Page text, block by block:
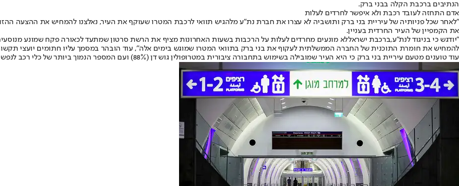
הנתיבים ברכבת הקלה בבני ברק.
אדם התחזה לעובד רכבת ולא איפשר לחרדים לעלות
"לאחר שכל פניותיה של עיריית בני ברק ותושביה לא עצרו את חברת נת"ע מלהגיש תוואי לרכבת המטרו שעוקף את העיר, נאלצנו להמחיש את ההצעה
את הקמפיין של העיר החרדית בעניין.
"יודגש כי בניגוד לנת"ע,ברכבת ישראללא מונעים מחרדים לעלות על הרכבות בשעות האחרונות מציף את הרשת סרטון שמתעד לכאורה פקח שמונע
להמחיש את חומרת התוכנית של החברה הממשלתית לעקוף את בני ברק בתוואי המטרו שמוגש בימים אלה", עוד הובהר במסמך עליו חתומים יועצי
עוד טוענים מטעם עיריית בני ברק כי היא העיר שמובילה בשימוש בתחבורה ציבורית במטרופולין גוש דן (88%) ועם המספר הנמוך ביותר של כלי רכב לנפש באזור – מכונית אחת ל-10 תושבים.